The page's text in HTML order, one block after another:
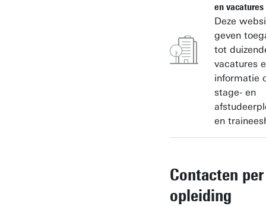
en vacatures
Deze
geven
tot
vacatures
informatie
stage- en
en
Contacten per
opleiding